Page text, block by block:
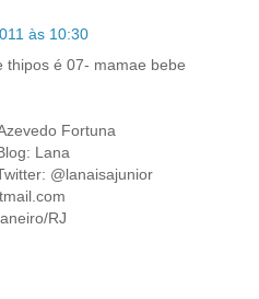
às 10:30
thipos é 07- mamae bebe
Fortuna
Lana
@lanaisajunior
RJ